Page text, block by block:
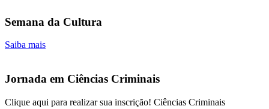
Semana da Cultura
Saiba mais
Jornada em Ciências Criminais
Clique aqui para realizar sua inscrição! Ciências Criminais